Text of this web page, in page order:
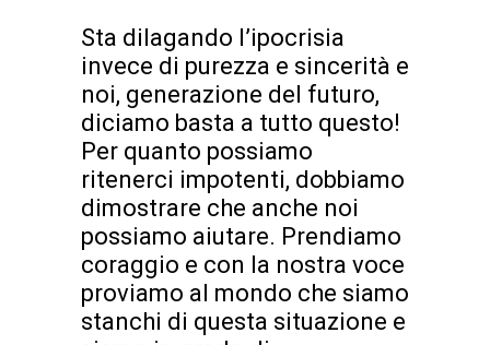
Sta dilagando l’ipocrisia
invece di purezza e sincerità e
noi, generazione del futuro,
diciamo basta a tutto questo!
Per quanto possiamo
ritenerci impotenti, dobbiamo
dimostrare che anche noi
possiamo aiutare. Prendiamo
coraggio e con la nostra voce
proviamo al mondo che siamo
stanchi di questa situazione e